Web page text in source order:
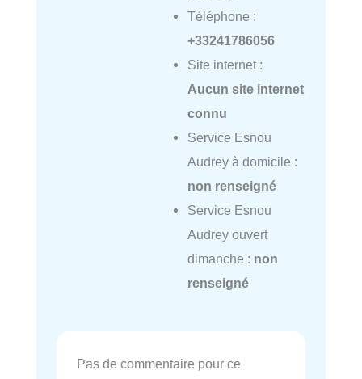
Téléphone :
+33241786056
Site internet :
Aucun site internet
connu
Service Esnou
Audrey à domicile :
non renseigné
Service Esnou
Audrey ouvert
dimanche : non
renseigné
Pas de commentaire pour ce